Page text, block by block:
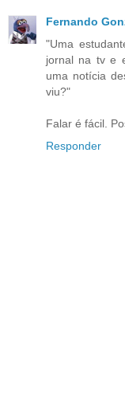
Fernando
"Uma
jornal na tv e
uma notícia
viu?"
Falar é fácil.
Responder